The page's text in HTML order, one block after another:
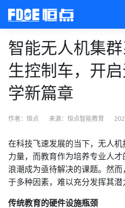
智能无人机集
生控制车，开
学新篇章
作者：恒点 来源： 恒点智能教育
在科技飞速发展的当下，无人
力量，而教育作为培养专业人
浪潮成为亟待解决的课题。然
于多种因素，难以充分发挥其潜
传统教育的硬件设施瓶颈